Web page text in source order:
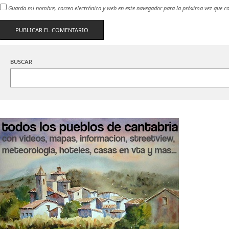
Guarda mi nombre, correo electrónico y web en este navegador para la próxima vez que
BUSCAR